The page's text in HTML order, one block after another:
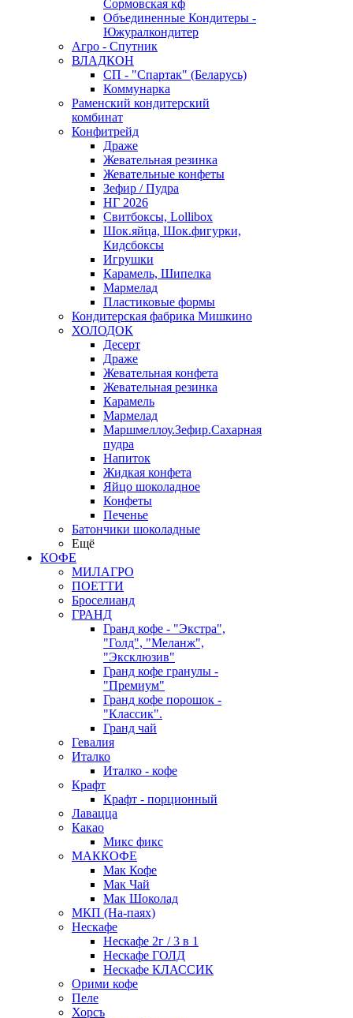
Сормовская кф
Объединенные Кондитеры -
Южуралкондитер
Агро - Спутник
ВЛАДКОН
СП - "Спартак" (Беларусь)
Коммунарка
Раменский кондитерский
комбинат
Конфитрейд
Драже
Жевательная резинка
Жевательные конфеты
Зефир / Пудра
НГ 2026
Свитбоксы, Lollibox
Шок.яйца, Шок.фигурки,
Кидсбоксы
Игрушки
Карамель, Шипелка
Мармелад
Пластиковые формы
Кондитерская фабрика Мишкино
ХОЛОДОК
Десерт
Драже
Жевательная конфета
Жевательная резинка
Карамель
Мармелад
Маршмеллоу.Зефир.Сахарная
пудра
Напиток
Жидкая конфета
Яйцо шоколадное
Конфеты
Печенье
Батончики шоколадные
Ещё
КОФЕ
МИЛАГРО
ПОЕТТИ
Броселианд
ГРАНД
Гранд кофе - "Экстра",
"Голд", "Меланж",
"Эксклюзив"
Гранд кофе гранулы -
"Премиум"
Гранд кофе порошок -
"Классик".
Гранд чай
Гевалия
Италко
Италко - кофе
Крафт
Крафт - порционный
Лавацца
Какао
Микс фикс
МАККОФЕ
Мак Кофе
Мак Чай
Мак Шоколад
МКП (На-паях)
Нескафе
Нескафе 2г / 3 в 1
Нескафе ГОЛД
Нескафе КЛАССИК
Орими кофе
Пеле
Хорсъ